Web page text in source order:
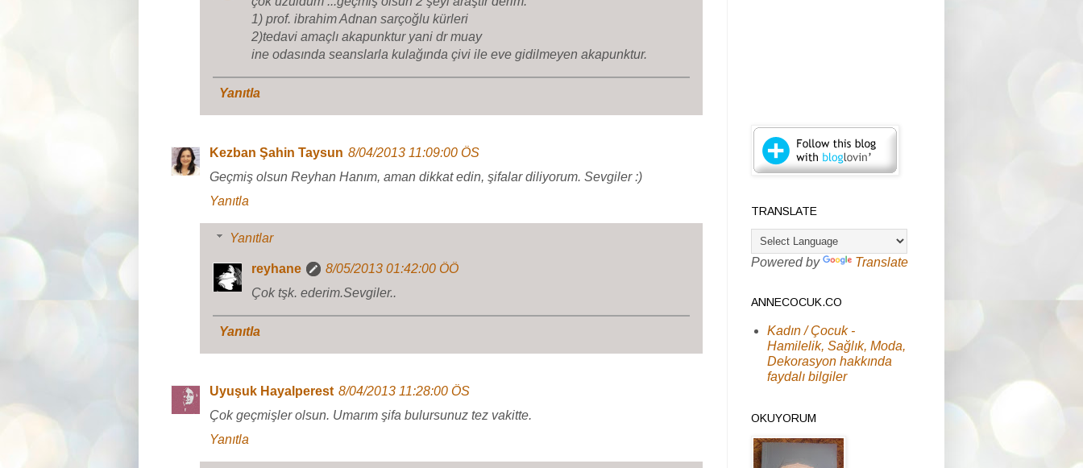
1) prof. ibrahim Adnan sarçoğlu kürleri
2)tedavi amaçlı akapunktur yani dr muay
ine odasında seanslarla kulağında çivi ile eve gidilmeyen akapunktur.
Yanıtla
Kezban Şahin Taysun 8/04/2013 11:09:00 ÖS
Geçmiş olsun Reyhan Hanım, aman dikkat edin, şifalar diliyorum. Sevgiler :)
Yanıtla
Yanıtlar
reyhane
8/05/2013 01:42:00 ÖÖ
Çok tşk. ederim.Sevgiler..
Yanıtla
Uyuşuk Hayalperest 8/04/2013 11:28:00 ÖS
Çok geçmişler olsun. Umarım şifa bulursunuz tez vakitte.
Yanıtla
TRANSLATE
Powered by Translate
ANNECOCUK.CO
Kadın / Çocuk -
Hamilelik, Sağlık, Moda,
Dekorasyon hakkında
faydalı bilgiler
OKUYORUM